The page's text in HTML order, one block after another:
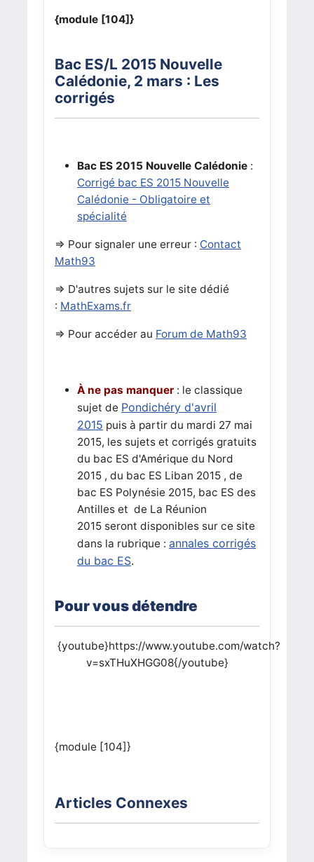
{module [104]}
Bac ES/L 2015 Nouvelle
Calédonie, 2 mars : Les
corrigés
Bac ES 2015 Nouvelle Calédonie:
Corrigé bac ES 2015 Nouvelle
Calédonie - Obligatoire et
spécialité
=> Pour signaler une erreur : Contact
Math93
=> D'autres sujets sur le site dédié
: MathExams.fr
=> Pour accéder au Forum de Math93
À ne pas manquer: le classique
sujet de Pondichéry d'avril
2015 puis à partir du mardi 27 mai
2015, les sujets et corrigés gratuits
du bac ES d'Amérique du Nord
2015 , du bac ES Liban 2015 , de
bac ES Polynésie 2015, bac ES des
Antilles et de La Réunion
2015 seront disponibles sur ce site
dans la rubrique : annales corrigés
du bac ES.
Pour vous détendre
{youtube}https://www.youtube.com/watch?
v=sxTHuXHGG08{/youtube}
{module [104]}
Articles Connexes